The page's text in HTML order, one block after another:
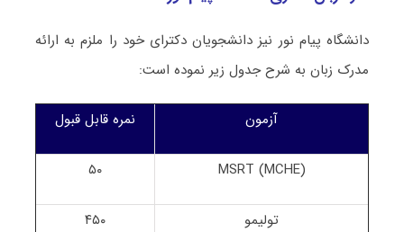
دانشگاه پیام نور نیز دانشجویان دکترای خود را ملزم به ارائه
مدرک زبان به شرح جدول زیر نموده است:
آزمون نمره قابل قبول
MSRT (MCHE) ۵۰
تولیمو ۴۵۰